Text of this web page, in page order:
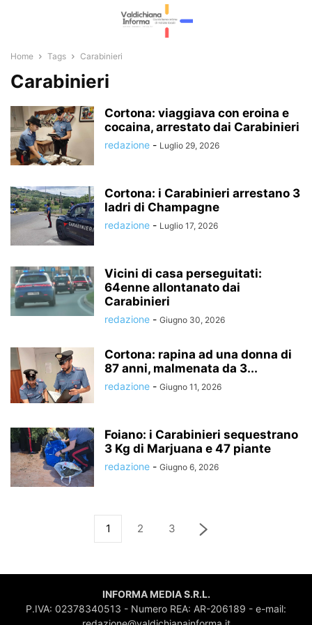
Home Tags Carabinieri
Carabinieri
Cortona: viaggiava con eroina e
cocaina, arrestato dai Carabinieri
redazione - Luglio 29, 2026
Cortona: i Carabinieri arrestano 3
ladri di Champagne
redazione - Luglio 17, 2026
Vicini di casa perseguitati:
64enne allontanato dai
Carabinieri
redazione - Giugno 30, 2026
Cortona: rapina ad una donna di
87 anni, malmenata da 3...
redazione - Giugno 11, 2026
Foiano: i Carabinieri sequestrano
3 Kg di Marjuana e 47 piante
redazione - Giugno 6, 2026
1 2 3
INFORMA MEDIA S.R.L.
P.IVA: 02378340513 - Numero REA: AR-206189 - e-mail: